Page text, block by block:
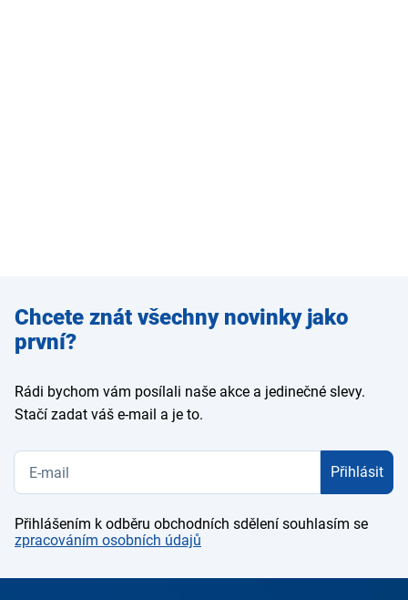
Zadejte
e-mail
Chcete znát všechny novinky jako
první?
Rádi bychom vám posílali naše akce a jedinečné slevy.
Stačí zadat váš e-mail a je to.
Přihlásit
Přihlášením k odběru obchodních sdělení souhlasím se
zpracováním osobních údajů